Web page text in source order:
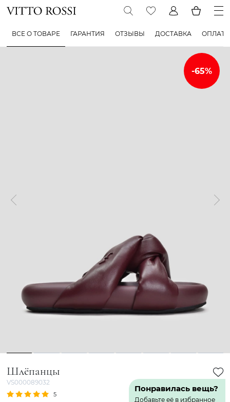
ВСЕ О ТОВАРЕ ГАРАНТИЯ ОТЗЫВЫ ДОСТАВКА ОПЛАТА
1 2 3 4 5 6 7 8
Шлёпанцы
VS000089032
Понравилась вещь?
Добавьте её в избранное
5 1 Отзыв